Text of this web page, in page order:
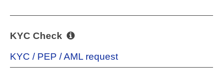
KYC Check
KYC / PEP / AML request